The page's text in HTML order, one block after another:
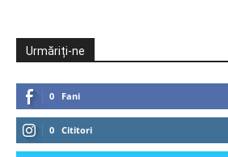
Urmăriți-ne
0 Fani
0 Cititori